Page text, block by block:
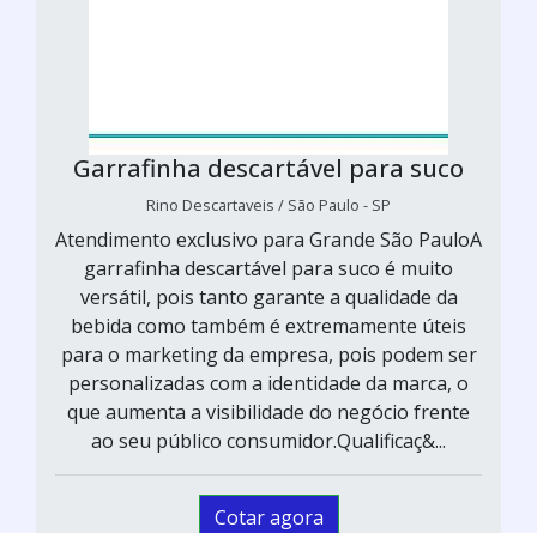
Garrafinha descartável para suco
Rino Descartaveis / São Paulo - SP
Atendimento exclusivo para Grande São PauloA
garrafinha descartável para suco é muito
versátil, pois tanto garante a qualidade da
bebida como também é extremamente úteis
para o marketing da empresa, pois podem ser
personalizadas com a identidade da marca, o
que aumenta a visibilidade do negócio frente
ao seu público consumidor.Qualificaç&...
Cotar agora